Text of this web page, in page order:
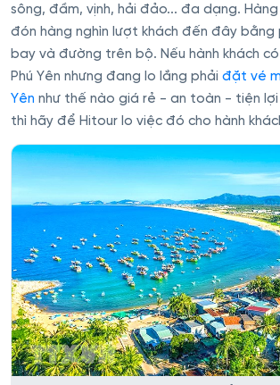
sông, đầm, vịnh, hải đảo... đa dạng. Hàng
đón hàng nghìn lượt khách đến đây bằng
bay và đường trên bộ. Nếu hành khách
Phú Yên nhưng đang lo lắng phải đặt vé
Yên như thế nào giá rẻ - an toàn - tiện lợi
thì hãy để Hitour lo việc đó cho hành